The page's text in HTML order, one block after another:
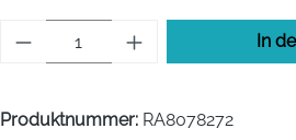
Produkt Anzahl: Gib den
In
Produktnummer: RA8078272